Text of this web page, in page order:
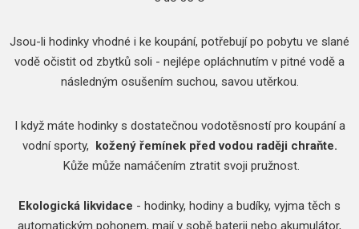
Jsou-li hodinky vhodné i ke koupání, potřebují po pobytu ve slané
vodě očistit od zbytků soli - nejlépe opláchnutím v pitné vodě a
následným osušením suchou, savou utěrkou.
I když máte hodinky s dostatečnou vodotěsností pro koupání a
vodní sporty, kožený řemínek před vodou raději chraňte.
Kůže může namáčením ztratit svoji pružnost.
Ekologická likvidace - hodinky, hodiny a budíky, vyjma těch s
automatickým pohonem, mají v sobě baterii nebo akumulátor,